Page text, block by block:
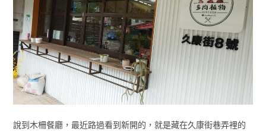
說到木柵餐廳，最近路過看到新開的，就是藏在久康街巷弄裡的